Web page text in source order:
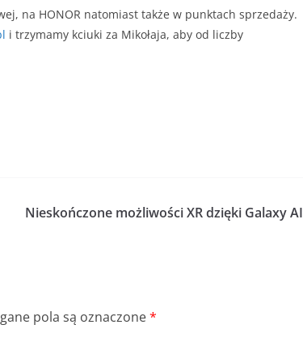
na HONOR natomiast także w punktach sprzedaży.
i trzymamy kciuki za Mikołaja, aby od liczby
Nieskończone możliwości XR dzięki Galaxy AI
pola są oznaczone*